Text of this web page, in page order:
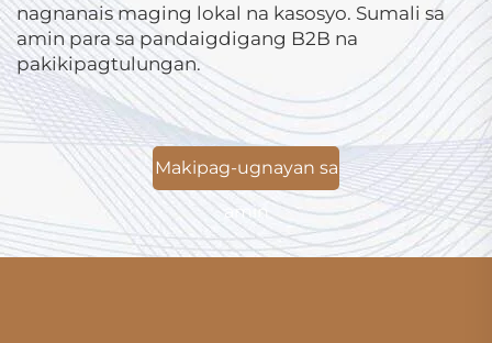
nagnanais maging lokal na kasosyo. Sumali sa
amin para sa pandaigdigang B2B na
pakikipagtulungan.
Makipag-ugnayan sa
amin